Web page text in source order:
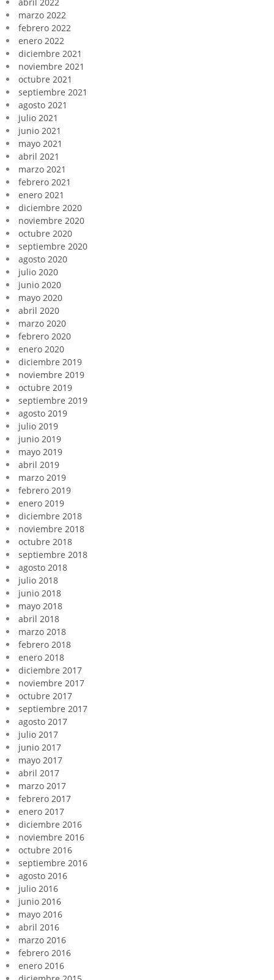
abril 2022
marzo 2022
febrero 2022
enero 2022
diciembre 2021
noviembre 2021
octubre 2021
septiembre 2021
agosto 2021
julio 2021
junio 2021
mayo 2021
abril 2021
marzo 2021
febrero 2021
enero 2021
diciembre 2020
noviembre 2020
octubre 2020
septiembre 2020
agosto 2020
julio 2020
junio 2020
mayo 2020
abril 2020
marzo 2020
febrero 2020
enero 2020
diciembre 2019
noviembre 2019
octubre 2019
septiembre 2019
agosto 2019
julio 2019
junio 2019
mayo 2019
abril 2019
marzo 2019
febrero 2019
enero 2019
diciembre 2018
noviembre 2018
octubre 2018
septiembre 2018
agosto 2018
julio 2018
junio 2018
mayo 2018
abril 2018
marzo 2018
febrero 2018
enero 2018
diciembre 2017
noviembre 2017
octubre 2017
septiembre 2017
agosto 2017
julio 2017
junio 2017
mayo 2017
abril 2017
marzo 2017
febrero 2017
enero 2017
diciembre 2016
noviembre 2016
octubre 2016
septiembre 2016
agosto 2016
julio 2016
junio 2016
mayo 2016
abril 2016
marzo 2016
febrero 2016
enero 2016